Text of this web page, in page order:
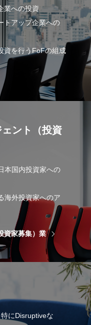
業への投資
トアップ企業への
資を行うFoFの組成
ント（投資
本国内投資家への
海外投資家へのア
資家募集）業
にDisruptiveな